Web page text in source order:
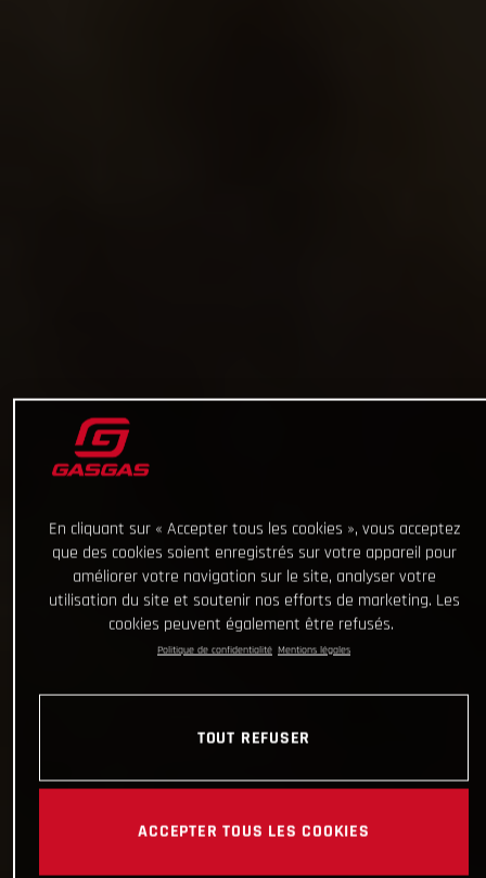
En cliquant sur « Accepter tous les cookies », vous acceptez
que des cookies soient enregistrés sur votre appareil pour
améliorer votre navigation sur le site, analyser votre
utilisation du site et soutenir nos efforts de marketing. Les
cookies peuvent également être refusés.
Politique de confidentialité Mentions légales
TOUT REFUSER
ACCEPTER TOUS LES COOKIES